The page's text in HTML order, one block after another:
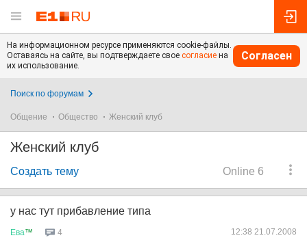
На информационном ресурсе применяются cookie-файлы.
Оставаясь на сайте, вы подтверждаете свое согласие на
их использование.
Согласен
Поиск по форумам
Общение Общество Женский клуб
Женский клуб
Online 6
Создать тему
у нас тут прибавление типа
Ева™ 4 12:38 21.07.2008